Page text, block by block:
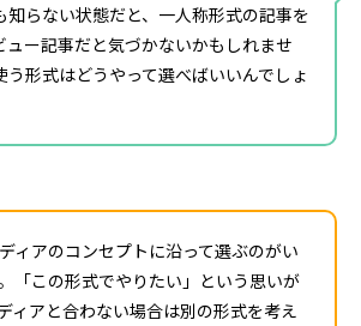
知らない状態だと、一人称形式の記事を
ュー記事だと気づかないかもしれませ
う形式はどうやって選べばいいんでしょ
ィアのコンセプトに沿って選ぶのがい
「この形式でやりたい」という思いが
ィアと合わない場合は別の形式を考え